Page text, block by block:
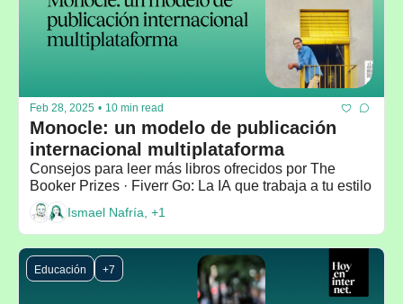
Feb 28, 2025 • 10 min read
Monocle: un modelo de publicación
internacional multiplataforma
Consejos para leer más libros ofrecidos por The
Booker Prizes · Fiverr Go: La IA que trabaja a tu estilo
Ismael Nafría, +1
Educación +7